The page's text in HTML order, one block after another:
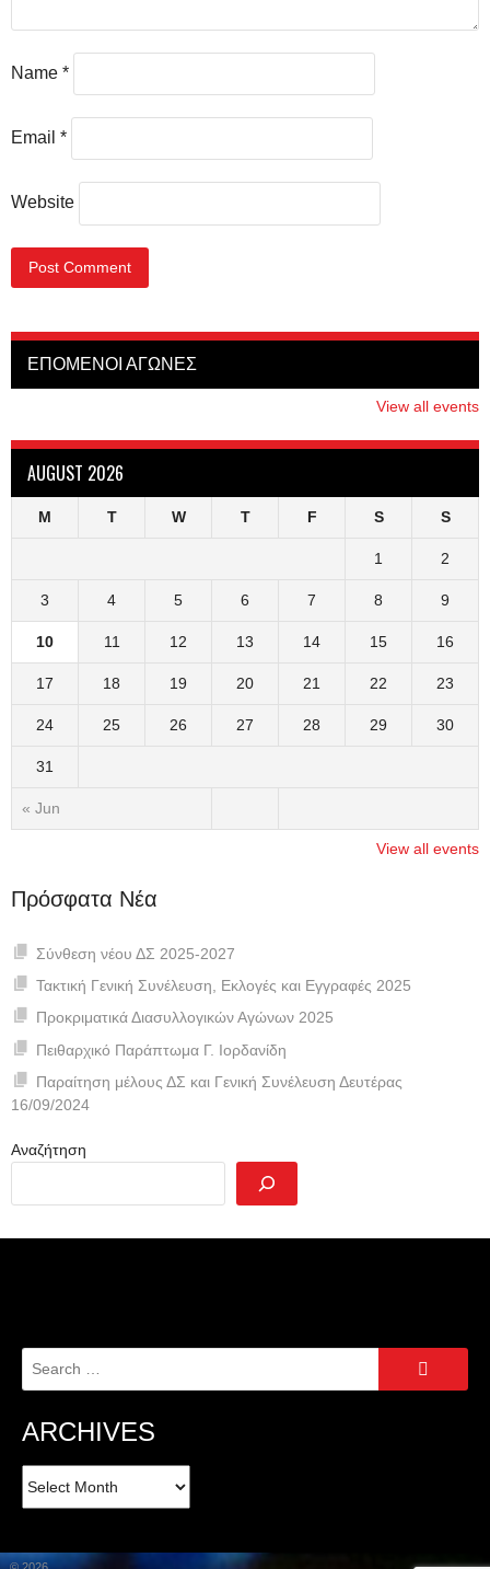
Name *
Email *
Website
ΕΠΟΜΕΝΟΙ ΑΓΩΝΕΣ
View all events
AUGUST 2026
M T W T F S S
« Jun
1 2
3 4 5 6 7 8 9
10 11 12 13 14 15 16
17 18 19 20 21 22 23
24 25 26 27 28 29 30
31
View all events
Πρόσφατα Νέα
Σύνθεση νέου ΔΣ 2025-2027
Τακτική Γενική Συνέλευση, Εκλογές και Εγγραφές 2025
Προκριματικά Διασυλλογικών Αγώνων 2025
Πειθαρχικό Παράπτωμα Γ. Ιορδανίδη
Παραίτηση μέλους ΔΣ και Γενική Συνέλευση Δευτέρας
16/09/2024
Αναζήτηση
ARCHIVES